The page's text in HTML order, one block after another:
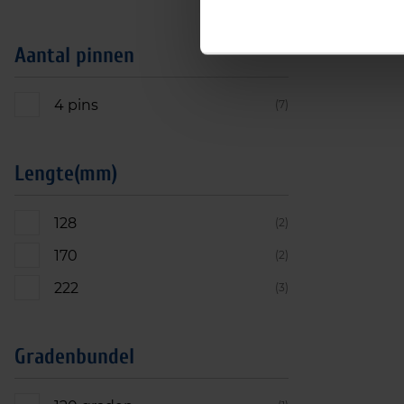
Aantal pinnen
4 pins (7)
Lengte(mm)
128 (2)
170 (2)
222 (3)
Gradenbundel